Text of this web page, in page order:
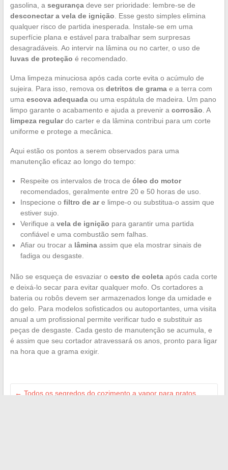
gasolina, a segurançadeve ser prioridade: lembre-se de
desconectar a vela de ignição . Esse gesto simples elimina
qualquer risco de partida inesperada. Instale-se em uma
superfície plana e estável para trabalhar sem surpresas
desagradáveis. Ao intervir na lâmina ou no carter, o uso de
luvas de proteção é recomendado.
Uma limpeza minuciosa após cada corte evita o acúmulo de
sujeira. Para isso, remova os detritos de gramae a terra com
uma escova adequadaou uma espátula de madeira. Um pano
limpo garante o acabamento e ajuda a prevenir a corrosão . A
limpeza regulardo carter e da lâmina contribui para um corte
uniforme e protege a mecânica.
Aqui estão os pontos a serem observados para uma
manutenção eficaz ao longo do tempo:
Respeite os intervalos de troca de óleo do motor
recomendados, geralmente entre 20 e 50 horas de uso.
Inspecione o filtro de are limpe-o ou substitua-o assim que
estiver sujo.
Verifique a vela de ignição para garantir uma partida
confiável e uma combustão sem falhas.
Afiar ou trocar a lâminaassim que ela mostrar sinais de
fadiga ou desgaste.
Não se esqueça de esvaziar o cesto de coletaapós cada corte
e deixá-lo secar para evitar qualquer mofo. Os cortadores a
bateria ou robôs devem ser armazenados longe da umidade e
do gelo. Para modelos sofisticados ou autoportantes, uma visita
anual a um profissional permite verificar tudo e substituir as
peças de desgaste. Cada gesto de manutenção se acumula, e
é assim que seu cortador atravessará os anos, pronto para ligar
na hora que a grama exigir.
← Todos os segredos do cozimento a vapor para pratos